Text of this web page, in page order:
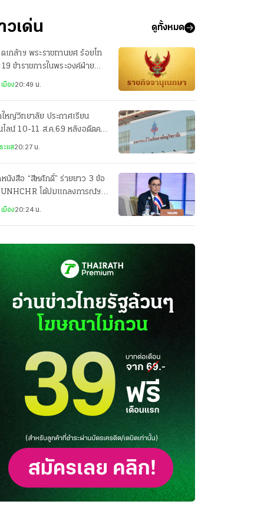
วเด่น ดูทั้งหมด
ดเกล้าฯ พระราชทานยศ ร้อยโท
ข้าราชการในพระองค์ฝ่าย
ร
มือง20:49 น.
ใหญ่วิทยาลัย ประกาศเรียน
ไลน์ 10-11 ส.ค.69 หลังอดีตครู
ะแส20:27 น.
หนังสือ “สีหศักดิ์” ร่ายยาว 3 ข้อ
โต้ปมแถลงการณ์ฯ
Andrews”
มือง20:24 น.